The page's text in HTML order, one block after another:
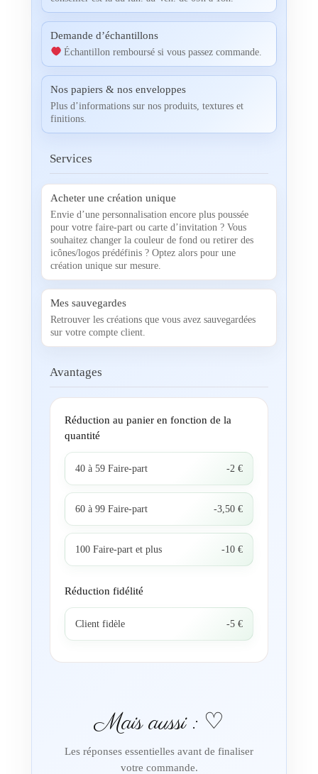
Demande d’échantillons
Échantillon remboursé si vous passez commande.
Nos papiers & nos enveloppes
Plus d’informations sur nos produits, textures et
finitions.
Services
Acheter une création unique
Envie d’une personnalisation encore plus poussée
pour votre faire-part ou carte d’invitation ? Vous
souhaitez changer la couleur de fond ou retirer des
icônes/logos prédéfinis ? Optez alors pour une
création unique sur mesure.
Mes sauvegardes
Retrouver les créations que vous avez sauvegardées
sur votre compte client.
Avantages
Réduction au panier en fonction de la
quantité
40 à 59 Faire-part -2 €
60 à 99 Faire-part -3,50 €
100 Faire-part et plus -10 €
Réduction fidélité
Client fidèle -5 €
Mais aussi : ♡
Les réponses essentielles avant de finaliser
votre commande.